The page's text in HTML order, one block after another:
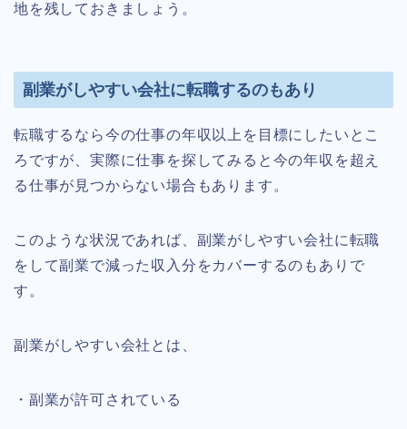
地を残しておきましょう。
副業がしやすい会社に転職するのもあり
転職するなら今の仕事の年収以上を目標にしたいとこ
ろですが、実際に仕事を探してみると今の年収を超え
る仕事が見つからない場合もあります。
このような状況であれば、副業がしやすい会社に転職
をして副業で減った収入分をカバーするのもありで
す。
副業がしやすい会社とは、
・副業が許可されている